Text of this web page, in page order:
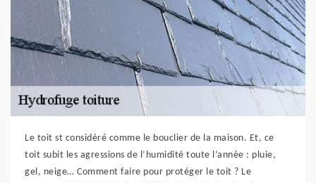
Le toit st considéré comme le bouclier de la maison. Et, ce
toit subit les agressions de l’humidité toute l’année : pluie,
gel, neige… Comment faire pour protéger le toit ? Le